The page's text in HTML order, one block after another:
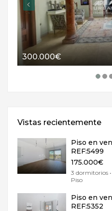
300.000€
Vistas recientemente
Piso en
REF:5499
175.000€
3 dormitorios •
Piso
Piso en
REF:5352